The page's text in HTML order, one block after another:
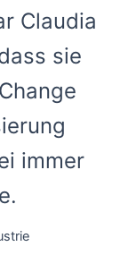
Claudia
sie
immer